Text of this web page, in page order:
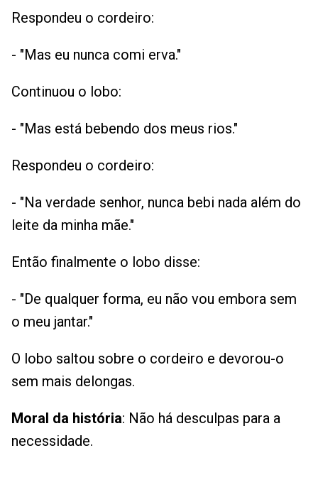
Respondeu o cordeiro:
- "Mas eu nunca comi erva."
Continuou o lobo:
- "Mas está bebendo dos meus rios."
Respondeu o cordeiro:
- "Na verdade senhor, nunca bebi nada além do
leite da minha mãe."
Então finalmente o lobo disse:
- "De qualquer forma, eu não vou embora sem
o meu jantar."
O lobo saltou sobre o cordeiro e devorou-o
sem mais delongas.
Moral da história: Não há desculpas para a
necessidade.